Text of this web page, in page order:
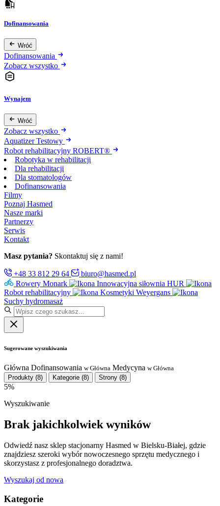
Dofinansowania
Wróć
Dofinansowania
Zobacz wszystko
Wynajem
Wróć
Zobacz wszystko
Aquatizer Testowy
Robot rehabilitacyjny ROBERT®
Robotyka w rehabilitacji
Dla rehabilitacji
Dla stomatologów
Dofinansowania
Filmy
Poznaj Hasmed
Nasze marki
Partnerzy
Serwis
Kontakt
Masz pytania? Skontaktuj się z nami!
+48 33 812 29 64
biuro@hasmed.pl
Rowery Monark
Innowacyjna siłownia HUR
Robot rehabilitacyjny
Kosmetyki Weyergans
Suchy hydromasaż
Sugerowane wyszukiwania
Główna Dofinansowania w Główna Medycyna w Główna
Produkty (8) Kategorie (8) Strony (8)
5%
Wyszukiwanie
Brak jakichkolwiek wyników
Odwiedź nasz sklep stacjonarny Hasmed w Bielsku-Białej, gdzie
znajdziesz szeroki wybór nowoczesnego sprzętu medycznego i
skorzystasz z profesjonalnego doradztwa.
Wyszukaj od nowa
Kategorie